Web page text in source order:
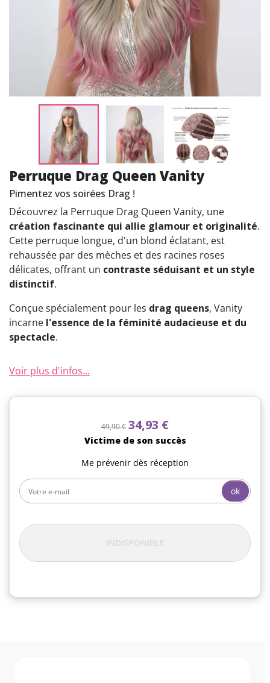
Perruque Drag Queen Vanity
Pimentez vos soirées Drag !
Découvrez la Perruque Drag Queen Vanity, une
création fascinante qui allie glamour et originalité.
Cette perruque longue, d'un blond éclatant, est
rehaussée par des mèches et des racines roses
délicates, offrant un contraste séduisant et un style
distinctif.
Conçue spécialement pour les drag queens, Vanity
incarne l'essence de la féminité audacieuse et du
spectacle.
Voir plus d'infos...
49,90 € 34,93 €
Victime de son succès
Me prévenir dès réception
ok
INDISPONIBLE